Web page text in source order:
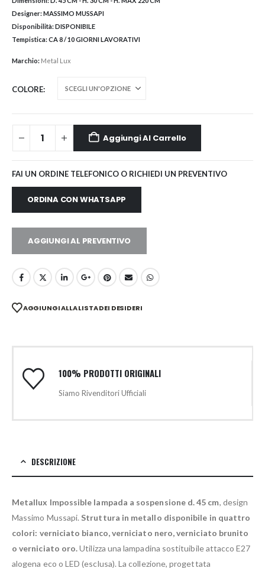
Designer:MASSIMO MUSSAPI
Disponibilità:DISPONIBILE
Tempistica:CA 8 / 10 GIORNI LAVORATIVI
Marchio: Metal Lux
COLORE
Aggiungi Al Carrello
FAI UN ORDINE TELEFONICO O RICHIEDI UN PREVENTIVO
ORDINA CON WHATSAPP
AGGIUNGI AL PREVENTIVO
AGGIUNGI ALLA LISTA DEI DESIDERI
100% PRODOTTI ORIGINALI
Siamo Rivenditori Ufficiali
DESCRIZIONE
Metallux Impossible lampada a sospensione d. 45 cm, design
Massimo Mussapi. Struttura in metallo disponibile in quattro
colori: verniciato bianco, verniciato nero, verniciato brunito
o verniciato oro.Utilizza una lampadina sostituibile attacco E27
alogena eco o LED (esclusa). La collezione, progettata